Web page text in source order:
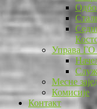
Управа ГО
Месне
Комисије
Контакт